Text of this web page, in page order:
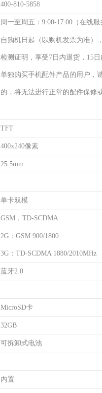
400-810-5858
周一至周五：9:00-17:00（在线服
自购机日起（以购机发票为准）
检测证明，享受7日内退货，15
单独购买手机配件产品的用户，
的，将无法进行正常的配件保修
TFT
400x240像素
25.5mm
单卡双模
GSM，TD-SCDMA
2G：GSM 900/1800
3G：TD-SCDMA 1880/2010MHz
蓝牙2.0
MicroSD卡
32GB
可拆卸式电池
内置